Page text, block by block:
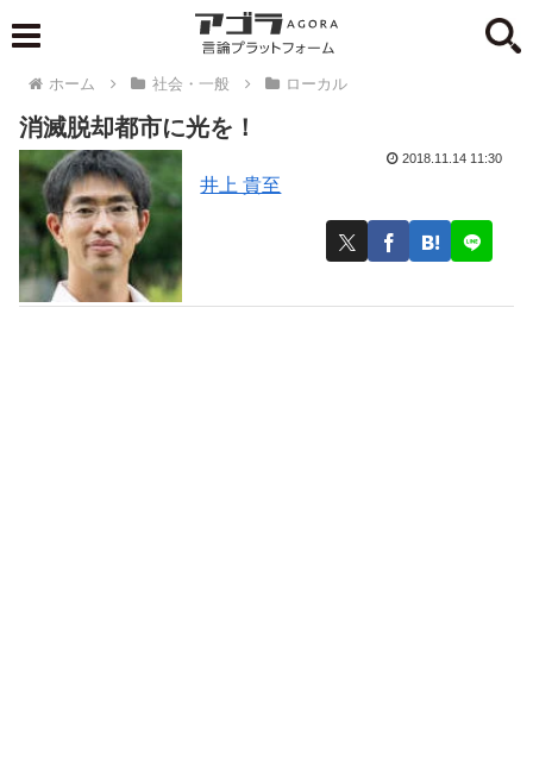
ホーム 社会・一般 ローカル
消滅脱却都市に光を！
井上 貴至
2018.11.14 11:30